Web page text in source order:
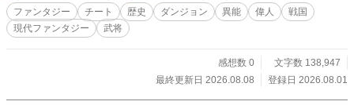
ぐ。超常×偉人異能バトルファンタジー、堂々開幕！
ファンタジー チート 歴史 ダンジョン 異能 偉人
戦国
現代ファンタジー
武将
感想数 0
文字数 138,947
最終更新日 2026.08.08
登録日 2026.08.01